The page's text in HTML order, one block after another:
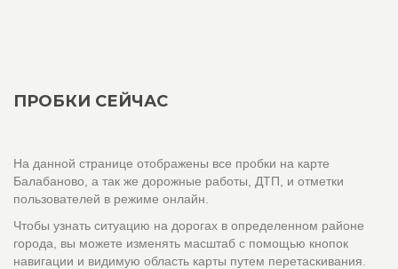
ПРОБКИ СЕЙЧАС
На данной странице отображены все пробки на карте
Балабаново, а так же дорожные работы, ДТП, и отметки
пользователей в режиме онлайн.
Чтобы узнать ситуацию на дорогах в определенном районе
города, вы можете изменять масштаб с помощью кнопок
навигации и видимую область карты путем перетаскивания.